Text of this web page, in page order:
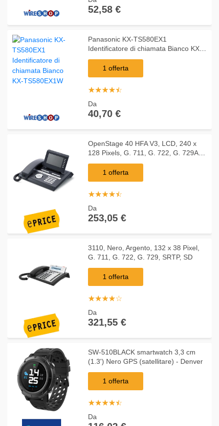
52,58 €
Panasonic KX-TS580EX1
Identificatore di chiamata Bianco KX-
TS580EX1W
1 offerta
☆☆☆☆☆
★★★★★
Da
40,70 €
OpenStage 40 HFA V3, LCD, 240 x
128 Pixels, G. 711, G. 722, G. 729A,
G. 729B, IEEE 802.1Q, IEEE 802.3af,
802.1x RADIUS, 27 cm
1 offerta
☆☆☆☆☆
★★★★★
Da
253,05 €
3110, Nero, Argento, 132 x 38 Pixel,
G. 711, G. 722, G. 729, SRTP, SD
1 offerta
☆☆☆☆☆
★★★★★
Da
321,55 €
SW-510BLACK smartwatch 3,3 cm
(1.3') Nero GPS (satellitare) - Denver
1 offerta
☆☆☆☆☆
★★★★★
Da